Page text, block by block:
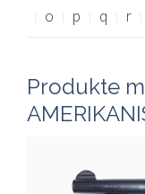
o
p q r
Produkte